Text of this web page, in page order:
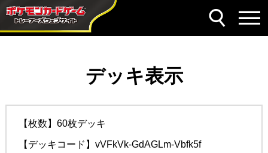
デッキ表示
【枚数】60枚デッキ
【デッキコード】 vVFkVk-GdAGLm-Vbfk5f